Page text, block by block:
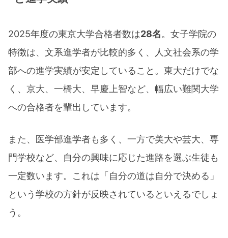
2025年度の東京大学合格者数は28名。女子学院の
特徴は、文系進学者が比較的多く、人文社会系の学
部への進学実績が安定していること。東大だけでな
く、京大、一橋大、早慶上智など、幅広い難関大学
への合格者を輩出しています。​
また、医学部進学者も多く、一方で美大や芸大、専
門学校など、自分の興味に応じた進路を選ぶ生徒も
一定数います。これは「自分の道は自分で決める」
という学校の方針が反映されているといえるでしょ
う。​